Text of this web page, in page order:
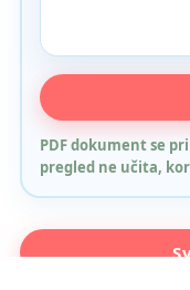
PDF pregled nije
dugme za
PDF dokument se
pregled ne učita,